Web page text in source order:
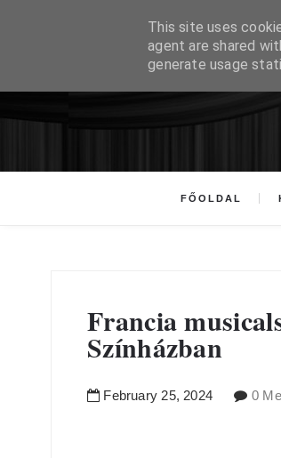
FŐOLDAL
Francia
Színházban
February 25, 2024 0
This site uses
agent are shared
generate usage